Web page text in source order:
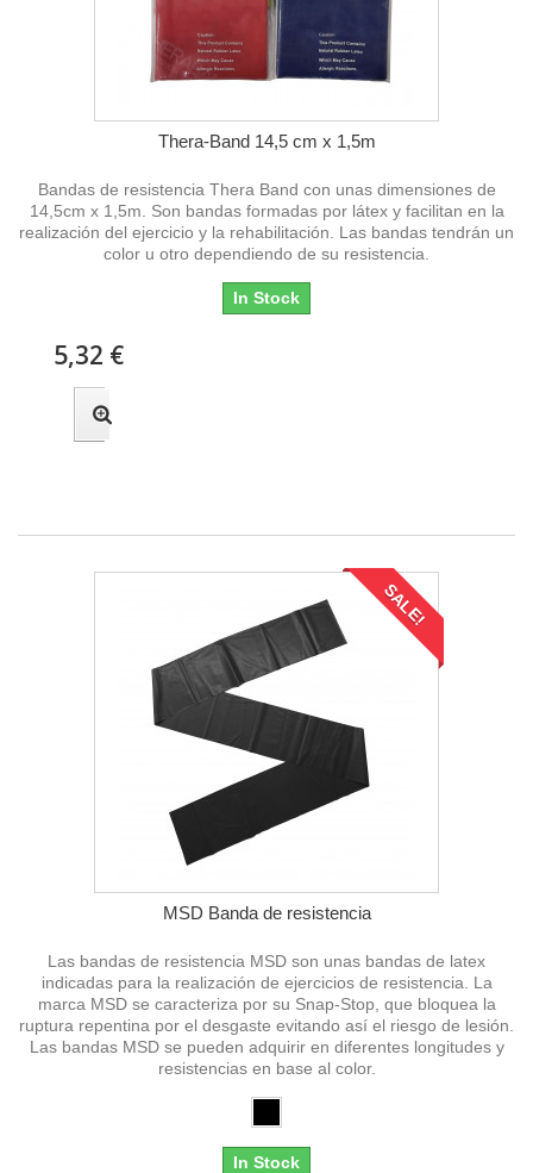
Thera-Band 14,5 cm x 1,5m
Bandas de resistencia Thera Band con unas dimensiones de
14,5cm x 1,5m. Son bandas formadas por látex y facilitan en la
realización del ejercicio y la rehabilitación. Las bandas tendrán un
color u otro dependiendo de su resistencia.
In Stock
5,32 €
SALE!
MSD Banda de resistencia
Las bandas de resistencia MSD son unas bandas de latex
indicadas para la realización de ejercicios de resistencia. La
marca MSD se caracteriza por su Snap-Stop, que bloquea la
ruptura repentina por el desgaste evitando así el riesgo de lesión.
Las bandas MSD se pueden adquirir en diferentes longitudes y
resistencias en base al color.
In Stock